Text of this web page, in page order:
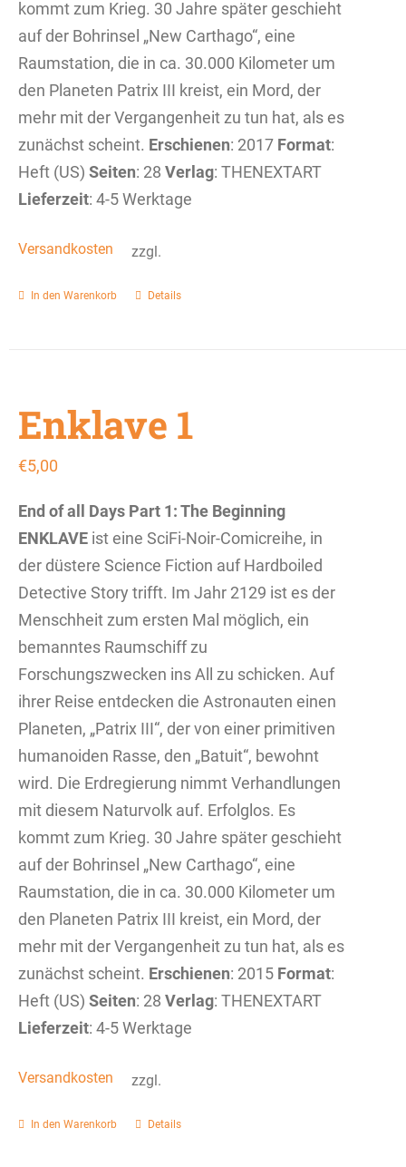
kommt zum Krieg. 30 Jahre später geschieht
auf der Bohrinsel „New Carthago“, eine
Raumstation, die in ca. 30.000 Kilometer um
den Planeten Patrix III kreist, ein Mord, der
mehr mit der Vergangenheit zu tun hat, als es
zunächst scheint. Erschienen: 2017 Format:
Heft (US) Seiten: 28 Verlag: THENEXTART
Lieferzeit: 4-5 Werktage
zzgl.
Versandkosten
In den Warenkorb Details
Enklave 1
€5,00
End of all Days Part 1: The Beginning
ENKLAVE ist eine SciFi-Noir-Comicreihe, in
der düstere Science Fiction auf Hardboiled
Detective Story trifft. Im Jahr 2129 ist es der
Menschheit zum ersten Mal möglich, ein
bemanntes Raumschiff zu
Forschungszwecken ins All zu schicken. Auf
ihrer Reise entdecken die Astronauten einen
Planeten, „Patrix III“, der von einer primitiven
humanoiden Rasse, den „Batuit“, bewohnt
wird. Die Erdregierung nimmt Verhandlungen
mit diesem Naturvolk auf. Erfolglos. Es
kommt zum Krieg. 30 Jahre später geschieht
auf der Bohrinsel „New Carthago“, eine
Raumstation, die in ca. 30.000 Kilometer um
den Planeten Patrix III kreist, ein Mord, der
mehr mit der Vergangenheit zu tun hat, als es
zunächst scheint. Erschienen: 2015 Format:
Heft (US) Seiten: 28 Verlag: THENEXTART
Lieferzeit: 4-5 Werktage
zzgl.
Versandkosten
In den Warenkorb Details